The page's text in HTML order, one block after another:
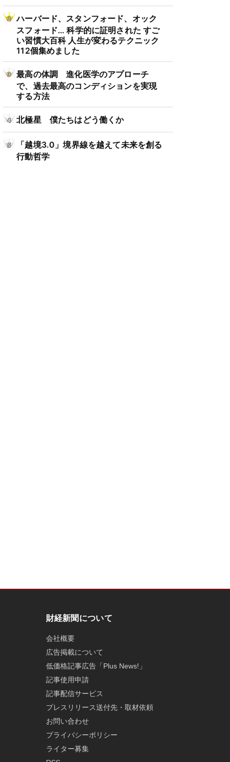
ハーバード、スタンフォード、オック
スフォード… 科学的に証明された すご
い習慣大百科 人生が変わるテクニック
112個集めました
最高の体調 進化医学のアプローチ
で、過去最高のコンディションを実現
する方法
北極星 僕たちはどう働くか
「越境3.0」境界線を越えて未来を創る
行動哲学
財経新聞について
会社概要
広告掲載について
低価格記事広告「Plus News!」
記事使用申請
記事配信サービス
プレスリリース送付先・取材依頼
お問い合わせ
プライバシーポリシー
ライター募集